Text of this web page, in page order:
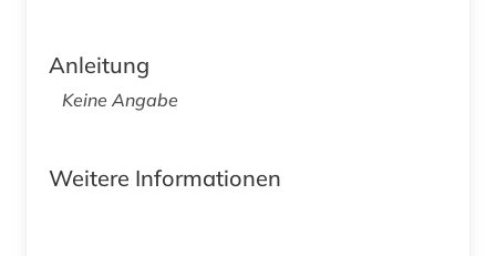
Anleitung
Keine Angabe
Weitere Informationen